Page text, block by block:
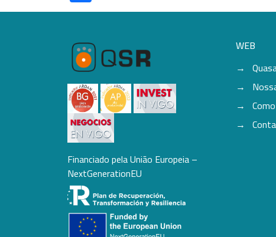
Financiado pela União Europeia –
NextGenerationEU
WEB